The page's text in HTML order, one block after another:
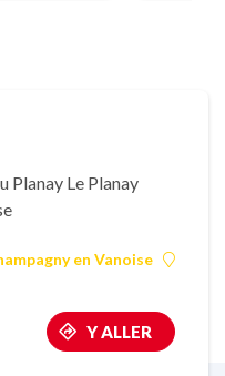
Planay Le Planay
en Vanoise
Y ALLER